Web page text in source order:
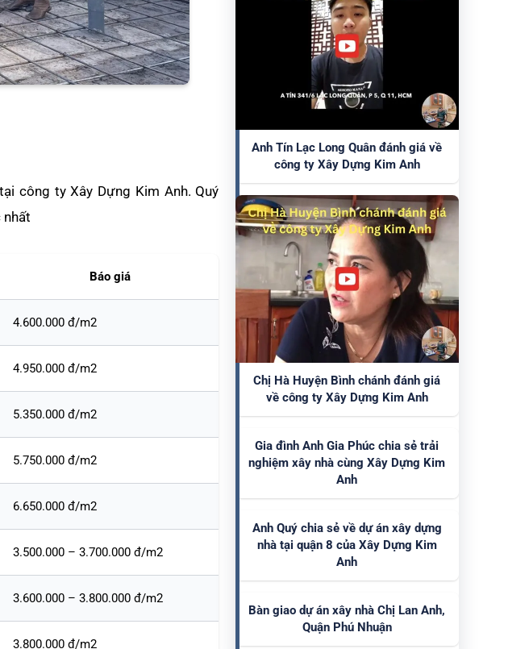
công ty Xây Dựng Kim Anh. Quý
nhất
Báo giá
4.600.000 đ/m2
4.950.000 đ/m2
5.350.000 đ/m2
5.750.000 đ/m2
6.650.000 đ/m2
3.500.000 – 3.700.000 đ/m2
3.600.000 – 3.800.000 đ/m2
3.800.000 đ/m2
Anh Tín Lạc Long Quân đánh giá về
công ty Xây Dựng Kim Anh
Chị Hà Huyện Bình chánh đánh giá
về công ty Xây Dựng Kim Anh
Gia đình Anh Gia Phúc chia sẻ trải
nghiệm xây nhà cùng Xây Dựng Kim
Anh
Anh Quý chia sẻ về dự án xây dựng
nhà tại quận 8 của Xây Dựng Kim
Anh
Bàn giao dự án xây nhà Chị Lan Anh,
Quận Phú Nhuận